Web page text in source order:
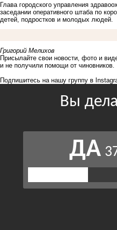
Глава городского управления
заседании оперативного штаба по
детей, подростков и молодых людей.
Григорий Мелихов
Присылайте свои новости, фото и
и не получили помощи от чиновников.
Подпишитесь на нашу группу в